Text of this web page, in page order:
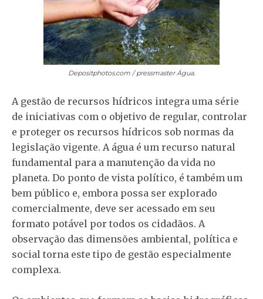
Depositphotos.com / pressmasterÁgua.
A gestão de recursos hídricos integra uma série
de iniciativas com o objetivo de regular, controlar
e proteger os recursos hídricos sob normas da
legislação vigente. A água é um recurso natural
fundamental para a manutenção da vida no
planeta. Do ponto de vista político, é também um
bem público e, embora possa ser explorado
comercialmente, deve ser acessado em seu
formato potável por todos os cidadãos. A
observação das dimensões ambiental, política e
social torna este tipo de gestão especialmente
complexa.